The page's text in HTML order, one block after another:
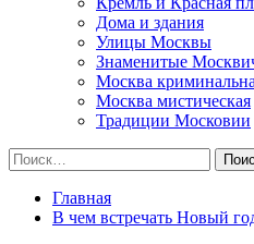
Дома и здания
Улицы Москвы
Знаменитые
Москва
Москва мистическая
Традиции Московии
Найти:
Главная
В чем встречать Новый